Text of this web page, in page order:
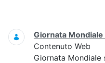
Ricerca
Giornata
Contenuto Web
Giornata Mondiale